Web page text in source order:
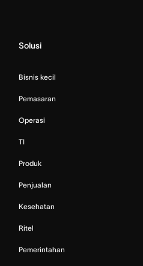
Solusi
Bisnis kecil
Pemasaran
Operasi
TI
Produk
Penjualan
Kesehatan
Ritel
Pemerintahan